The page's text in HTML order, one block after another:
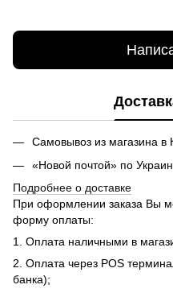
Самовывоз из магазина в
«Новой почтой» по
Подробнее о доставке
При оформлении заказа Вы
форму оплаты:
1. Оплата наличными в
2. Оплата через POS
банка);